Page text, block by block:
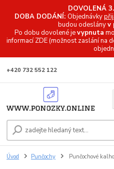
DOVOLENÁ
DOBA DODÁNÍ: Objednávky
budou odeslányv
Po dobu dovolené jevypnuta
informacíZDE (možnost zaslání na
+420 732 552 122
Úvod Punčochy Punčochové